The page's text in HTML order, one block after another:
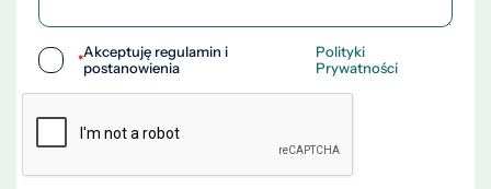
*Akceptuję regulamin i
postanowienia
Polityki
Prywatności